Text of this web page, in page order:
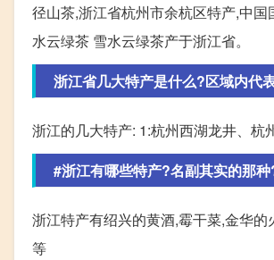
径山茶,浙江省杭州市余杭区特产,中
水云绿茶 雪水云绿茶产于浙江省。
浙江省几大特产是什么?区域内代
浙江的几大特产: 1:杭州西湖龙井、杭
#浙江有哪些特产?名副其实的那种
浙江特产有绍兴的黄酒,霉干菜,金华
等